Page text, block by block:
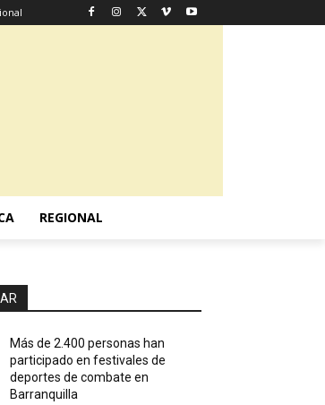
REGIONAL
Más de 2.400 personas han
participado en festivales de
deportes de combate en
Barranquilla